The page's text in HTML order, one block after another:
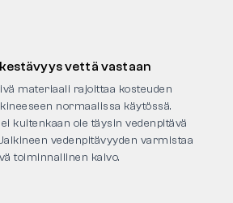
vettä vastaan
materiaali rajoittaa kosteuden
normaalissa käytössä.
kuitenkaan ole täysin vedenpitävä
vedenpitävyyden varmistaa
toiminnallinen kalvo.